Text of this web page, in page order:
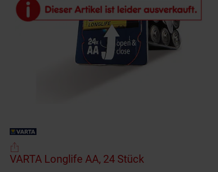
VARTA Longlife AA, 24 Stück